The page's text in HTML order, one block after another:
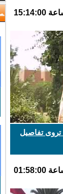
تفاصيل